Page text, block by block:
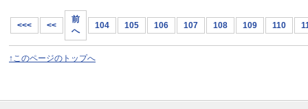
<<< <<
前
へ
104 105 106 107 108 109 110
↑このページのトップへ